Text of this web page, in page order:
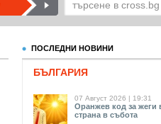
ПОСЛЕДНИ НОВИНИ
БЪЛГАРИЯ
07 Август 2026 | 19:31
Оранжев код за жеги
страна в събота